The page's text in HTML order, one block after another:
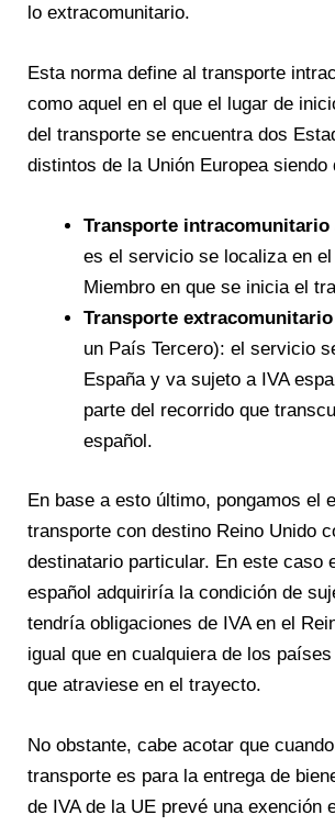
lo extracomunitario.
Esta norma define al transporte
como aquel en el que el lugar de
del transporte se encuentra dos
distintos de la Unión Europea siendo
Transporte intracomunitario
es el servicio se localiza en
Miembro en que se inicia el
Transporte extracomunitario
un País Tercero): el servicio
España y va sujeto a IVA
parte del recorrido que
español.
En base a esto último, pongamos el
transporte con destino Reino Unido
destinatario particular. En este caso
español adquiriría la condición de
tendría obligaciones de IVA en el
igual que en cualquiera de los
que atraviese en el trayecto.
No obstante, cabe acotar que
transporte es para la entrega de
de IVA de la UE prevé una exención